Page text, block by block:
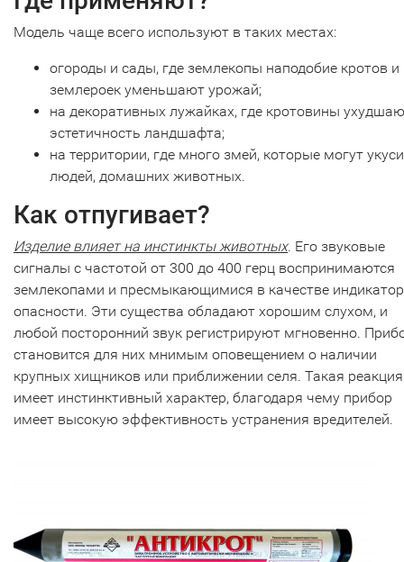
Модель чаще всего используют в таких местах:
огороды и сады, где землекопы наподобие кротов и
землероек уменьшают урожай;
на декоративных лужайках, где кротовины
эстетичность ландшафта;
на территории, где много змей, которые могут
людей, домашних животных.
Как отпугивает?
Изделие влияет на инстинкты животных. Его звуковые
сигналы с частотой от 300 до 400 герц воспринимаются
землекопами и пресмыкающимися в качестве
опасности. Эти существа обладают хорошим слухом, и
любой посторонний звук регистрируют мгновенно.
становится для них мнимым оповещением о наличии
крупных хищников или приближении селя. Такая реакция
имеет инстинктивный характер, благодаря чему прибор
имеет высокую эффективность устранения вредителей.